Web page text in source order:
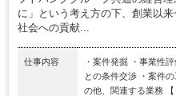
に」という考え方の下、創業以
社会への貢献...
仕事内容
・案件発掘 ・事業性
との条件交渉 ・案件
の他、関連する業務